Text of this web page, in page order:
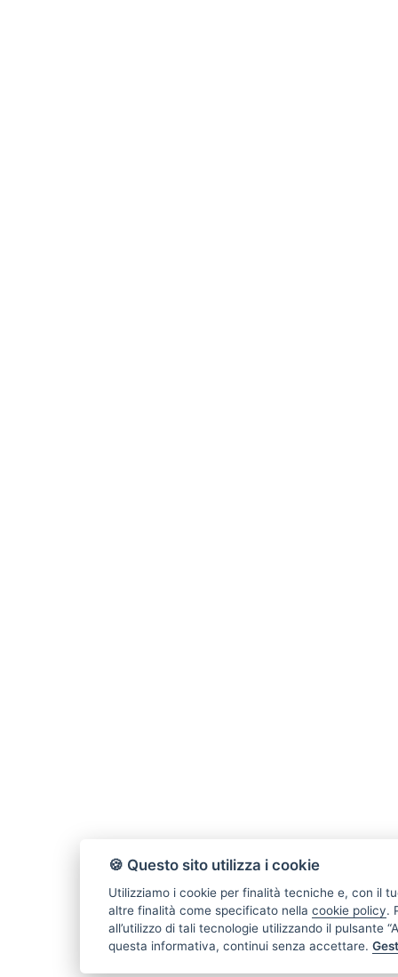
🍪 Questo sito utilizza i cookie
Utilizziamo i cookie per finalità tecniche e, con il
altre finalità come specificato nella cookie policy.
all’utilizzo di tali tecnologie utilizzando il pulsante
questa informativa, continui senza accettare.